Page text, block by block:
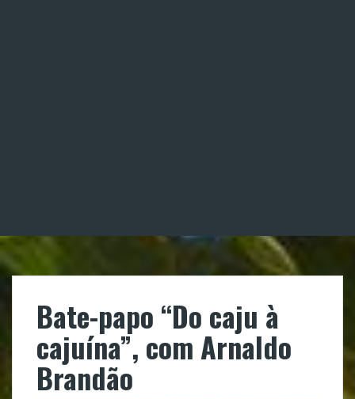
Bate-papo “Do caju à
cajuína”, com Arnaldo
Brandão